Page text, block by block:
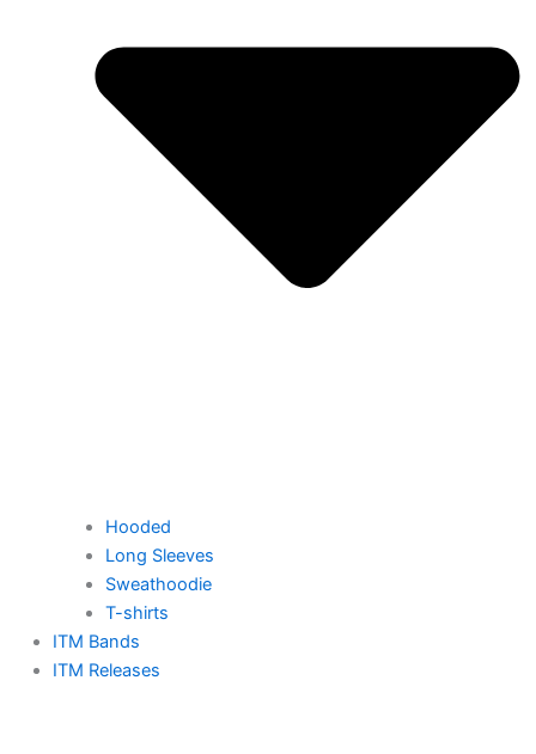
Hooded
Long Sleeves
Sweathoodie
T-shirts
ITM Bands
ITM Releases